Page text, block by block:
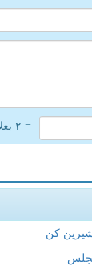
= ۲ بعلاوه ۳
کن